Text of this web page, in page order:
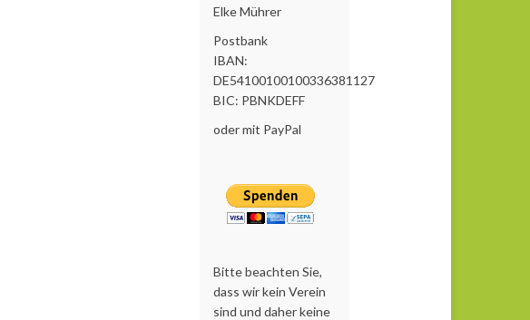
Elke Mührer
Postbank
IBAN:
DE54100100100336381127
BIC: PBNKDEFF
oder mit PayPal
Bitte beachten Sie,
dass wir kein Verein
sind und daher keine